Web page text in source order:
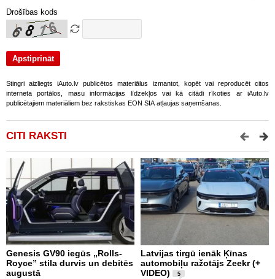
Drošības kods
Stingri aizliegts iAuto.lv publicētos materiālus izmantot, kopēt vai reproducēt citos
interneta portālos, masu informācijas līdzekļos vai kā citādi rīkoties ar iAuto.lv
publicētajiem materiāliem bez rakstiskas EON SIA atļaujas saņemšanas.
CITI RAKSTI
Genesis GV90 iegūs „Rolls-
Royce” stila durvis un debitēs
augustā
Latvijas tirgū ienāk Ķīnas
automobiļu ražotājs Zeekr (+
VIDEO)
5